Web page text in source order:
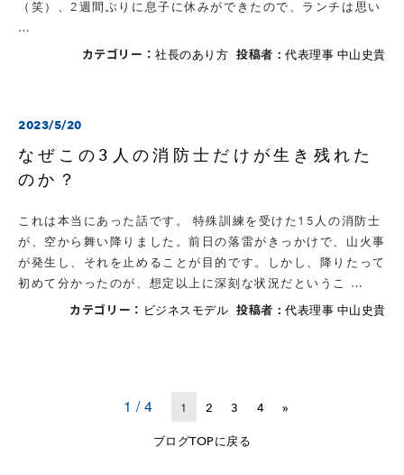
（笑）、2週間ぶりに息子に休みができたので、ランチは思い
…
カテゴリー：社長のあり方 投稿者：代表理事 中山史貴
2023/5/20
なぜこの3人の消防士だけが生き残れた
のか？
これは本当にあった話です。 特殊訓練を受けた15人の消防士
が、空から舞い降りました。前日の落雷がきっかけで、山火事
が発生し、それを止めることが目的です。しかし、降りたって
初めて分かったのが、想定以上に深刻な状況だというこ …
カテゴリー： ビジネスモデル 投稿者：代表理事 中山史貴
1 / 4 1 2 3 4 »
ブログTOPに戻る